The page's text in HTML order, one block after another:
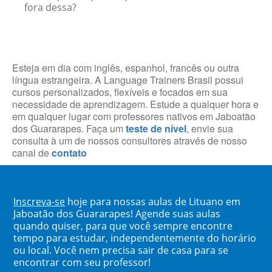
fora dessa?
Esteja em dia com inglês, espanhol, francês ou outra
língua estrangeira. A Language Trainers Brasil possui
cursos personalizados, flexíveis e focados em sua
necessidade de aprendizagem. Estude a qualquer hora e
em qualquer lugar com professores nativos em Jaboatão
dos Guararapes. Faça um teste de nível, envie sua
consulta à um de nossos consultores através de nosso
canal decontato
Inscreva-se hoje para nossas aulas de Lituano em
Jaboatão dos Guararapes! Agende suas aulas
quando quiser, para que você sempre encontre
tempo para estudar, independentemente do horário
ou local. Você nem precisa sair de casa para se
encontrar com seu professor!